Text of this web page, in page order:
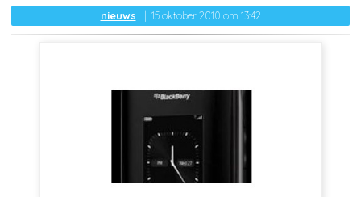
nieuws 15 oktober 2010 om 13:42